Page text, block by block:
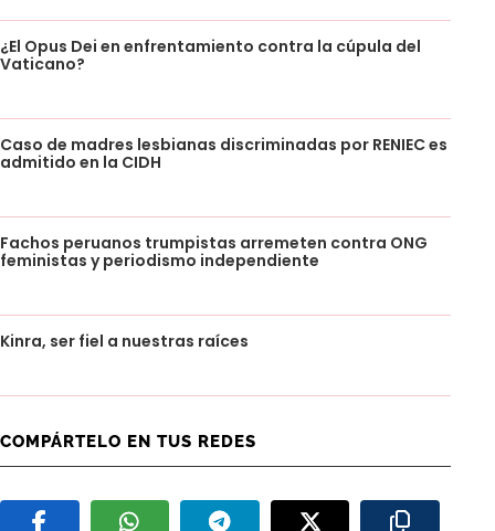
¿El Opus Dei en enfrentamiento contra la cúpula del
Vaticano?
Caso de madres lesbianas discriminadas por RENIEC es
admitido en la CIDH
Fachos peruanos trumpistas arremeten contra ONG
feministas y periodismo independiente
Kinra, ser fiel a nuestras raíces
COMPÁRTELO EN TUS REDES